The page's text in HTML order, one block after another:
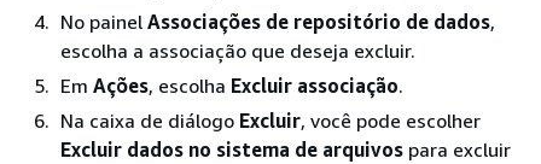
No painel Associações de repositório de dados,
escolha a associação que deseja excluir.
Em Ações, escolha Excluir associação.
Na caixa de diálogo Excluir, você pode escolher
Excluir dados no sistema de arquivos para excluir